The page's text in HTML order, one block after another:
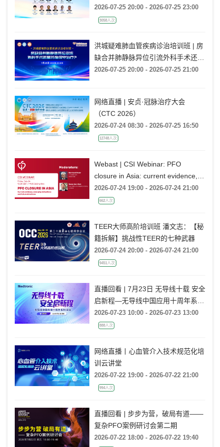
2026-07-25 20:00 - 2026-07-25 23:00
3058人次
洪城疑难肺血管疾病诊治培训班 | 房
缺合并肺静脉异位引流外科手术还是
药物保守治疗?
2026-07-25 20:00 - 2026-07-25 21:00
网络直播 | 安贞·冠脉治疗大会
（CTC 2026）
2026-07-24 08:30 - 2026-07-25 16:50
12748人次
Webast | CSI Webinar: PFO
closure in Asia: current evidence,
emerging indications and future
directions
2026-07-24 19:00 - 2026-07-24 21:00
662人次
TEER大师高阶培训班 潘文志：【秘
籍拆解】挑战性TEER的七种武器
2026-07-24 20:00 - 2026-07-24 21:00
9451人次
直播回看 | 7月23日 无导线十载 安全
启新程—无导线中国应用十周年系列
活动
2026-07-23 10:00 - 2026-07-23 13:00
888人次
网络直播丨心血管介入技术规范化培
训云讲堂
2026-07-22 19:00 - 2026-07-22 21:00
994人次
直播回看 | 步步为营，破局有道——
复杂PFO案例研讨会第二期
2026-07-22 18:00 - 2026-07-22 19:40